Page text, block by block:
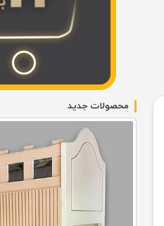
محصولات جدید